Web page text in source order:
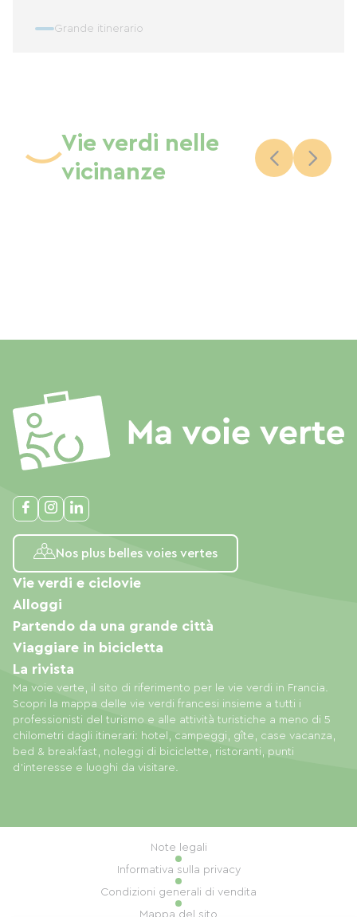
Grande itinerario
Vie verdi nelle
vicinanze
Nos plus belles voies vertes
Ma voie verte, il sito di riferimento per le vie verdi in Francia.
Scopri la mappa delle vie verdi francesi insieme a tutti i
professionisti del turismo e alle attività turistiche a meno di 5
chilometri dagli itinerari: hotel, campeggi, gîte, case vacanza,
bed & breakfast, noleggi di biciclette, ristoranti, punti
d'interesse e luoghi da visitare.
Vie verdi e ciclovie
Alloggi
Partendo da una grande città
Viaggiare in bicicletta
La rivista
Note legali
Informativa sulla privacy
Condizioni generali di vendita
Mappa del sito